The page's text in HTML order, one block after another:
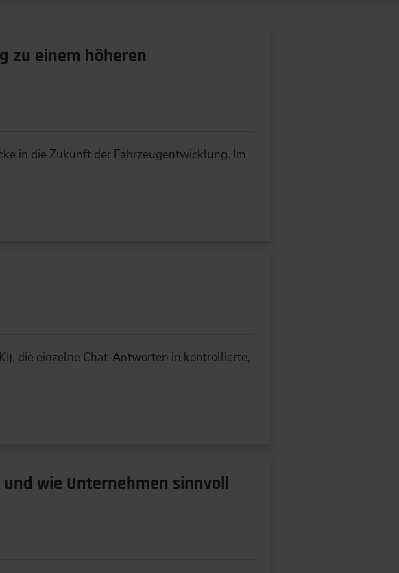
zu einem höheren
in die Zukunft der Fahrzeugentwicklung. Im
die einzelne Chat-Antworten in kontrollierte,
wie Unternehmen sinnvoll